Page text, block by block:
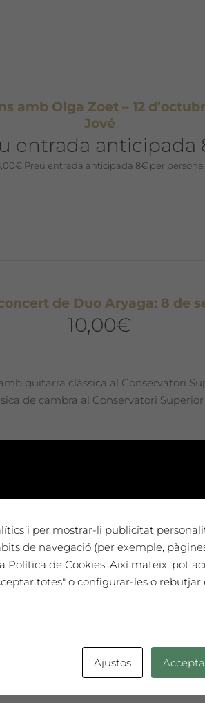
amb Olga Zoet – 12
Jové
entrada anticipada
€ Preu entrada anticipada 8€ per persona
de Duo Aryaga: 8 de
10,00€
guitarra clàssica al Conservatori
de cambra al Conservatori
de vins i Wine Spa amb
12 €
12,00 Preu 12€ per persona
i per mostrar-li publicitat
de navegació (per exemple,
Política de Cookies. Així mateix, pot
totes" o configurar-les o rebutjar
Ajustos